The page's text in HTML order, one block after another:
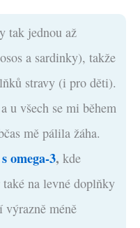
tak jednou až
a sardinky), takže
stravy (i pro děti).
u všech se mi během
mě pálila žáha.
omega-3, kde
na levné doplňky
výrazně méně